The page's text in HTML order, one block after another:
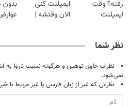
رفته؟ وقت
ایمپلنت
ایمپلنت کنی
الان وقتشه |
بدون
نظر شما
نظرات حاوی توهین و هرگونه نسبت ناروا
نمی‌شود.
نظراتی که غیر از زبان فارسی یا غیر مرتبط با